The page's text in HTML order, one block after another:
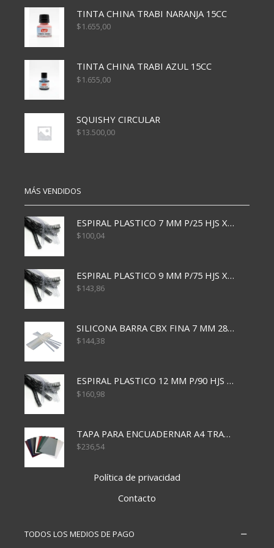
TINTA CHINA TRABI NARANJA 15CC
$1.655,00
TINTA CHINA TRABI AZUL 15CC
$1.655,00
SQUISHY CIRCULAR
$13.500,00
MÁS VENDIDOS
ESPIRAL PLASTICO 7 MM P/25 HJS X50x3000
$100,04
ESPIRAL PLASTICO 9 MM P/75 HJS X50X2400
$143,86
SILICONA BARRA CBX FINA 7 MM 28 CM
$144,38
ESPIRAL PLASTICO 12 MM P/90 HJS X50X1500
$160,98
TAPA PARA ENCUADERNAR A4 TRANSP x50x500
$236,54
Política de privacidad
Contacto
TODOS LOS MEDIOS DE PAGO